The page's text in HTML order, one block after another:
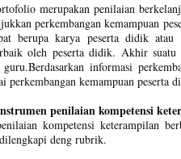
merupakan penilaian
perkembangan kemampuan
berupa karya peserta didik
oleh peserta didik. Akhir
informasi
perkembangan kemampuan peserta
penilaian kompetensi
kompetensi keterampilan
deng rubrik.